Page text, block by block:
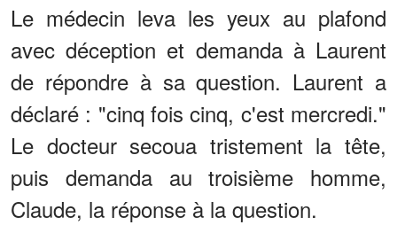
Le médecin leva les yeux au plafond
avec déception et demanda à Laurent
de répondre à sa question. Laurent a
déclaré : "cinq fois cinq, c'est mercredi."
Le docteur secoua tristement la tête,
puis demanda au troisième homme,
Claude, la réponse à la question.